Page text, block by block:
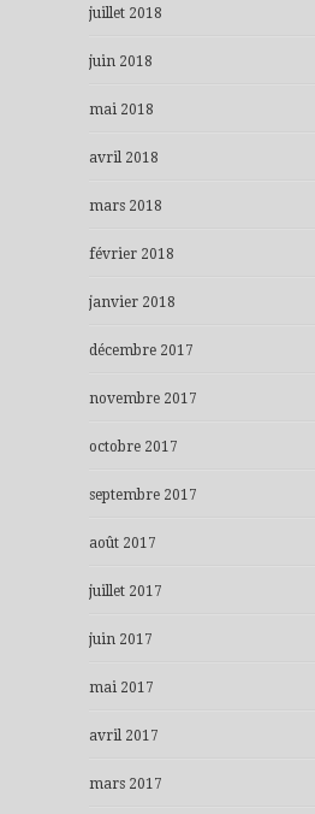
juillet 2018
juin 2018
mai 2018
avril 2018
mars 2018
février 2018
janvier 2018
décembre 2017
novembre 2017
octobre 2017
septembre 2017
août 2017
juillet 2017
juin 2017
mai 2017
avril 2017
mars 2017